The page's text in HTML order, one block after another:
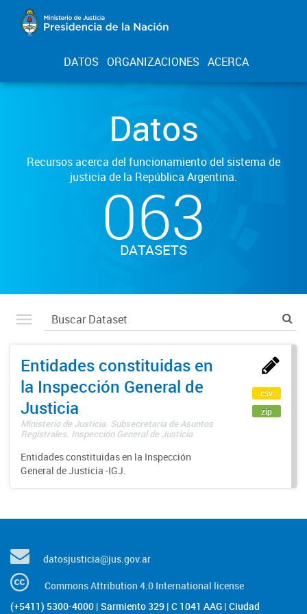
DATOS ORGANIZACIONES ACERCA
Datos
Recursos acerca del funcionamiento del sistema de
justicia de la República Argentina.
063
DATASETS
Entidades constituidas en
la Inspección General de
Justicia
Ministerio de Justicia. Subsecretaría de Asuntos
Registrales. Inspección General de Justicia
Entidades constituidas en la Inspección
General de Justicia -IGJ.
csv
zip
datosjusticia@jus.gov.ar
Commons Attribution 4.0 International license
(+5411) 5300-4000 | Sarmiento 329 | C 1041 AAG | Ciudad